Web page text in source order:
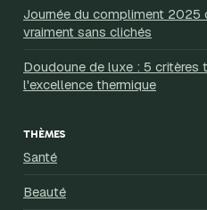
Journée du compliment 2025
vraiment sans clichés
Doudoune de luxe : 5 critères
l'excellence thermique
THÈMES
Santé
Beauté